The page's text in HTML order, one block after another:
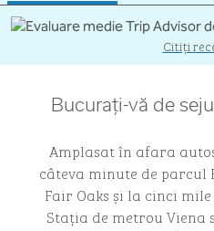
Citiți
Bucurați-vă de
Amplasat în afara
câteva minute de parcul
Fair Oaks și la cinci mile
Stația de metrou Viena